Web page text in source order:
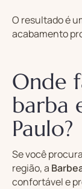
O resultado é
acabamento
Onde
barba
Paulo?
Se você
região, a
confortável e